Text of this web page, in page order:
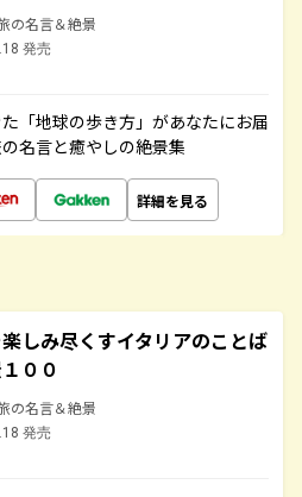
の名言＆絶景
発売
「地球の歩き方」があなたにお届
名言と癒やしの絶景集
詳細を見る
しみ尽くすイタリアのことば
００
の名言＆絶景
発売